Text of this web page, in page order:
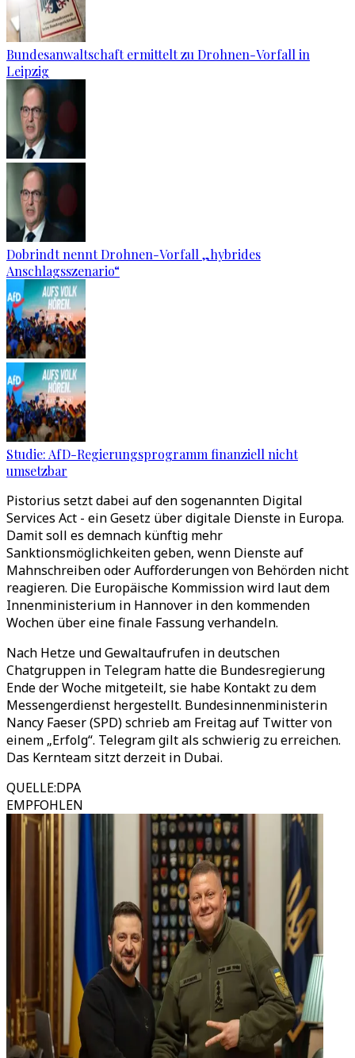
Bundesanwaltschaft ermittelt zu Drohnen-Vorfall in
Leipzig
Dobrindt nennt Drohnen-Vorfall „hybrides
Anschlagsszenario“
Studie: AfD-Regierungsprogramm finanziell nicht
umsetzbar
Pistorius setzt dabei auf den sogenannten Digital
Services Act - ein Gesetz über digitale Dienste in Europa.
Damit soll es demnach künftig mehr
Sanktionsmöglichkeiten geben, wenn Dienste auf
Mahnschreiben oder Aufforderungen von Behörden nicht
reagieren. Die Europäische Kommission wird laut dem
Innenministerium in Hannover in den kommenden
Wochen über eine finale Fassung verhandeln.
Nach Hetze und Gewaltaufrufen in deutschen
Chatgruppen in Telegram hatte die Bundesregierung
Ende der Woche mitgeteilt, sie habe Kontakt zu dem
Messengerdienst hergestellt. Bundesinnenministerin
Nancy Faeser (SPD) schrieb am Freitag auf Twitter von
einem „Erfolg“. Telegram gilt als schwierig zu erreichen.
Das Kernteam sitzt derzeit in Dubai.
QUELLE:DPA
EMPFOHLEN